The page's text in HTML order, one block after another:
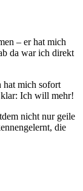
– er hat mich
da war ich direkt
hat mich sofort
klar: Ich will mehr!
nicht nur geile
die